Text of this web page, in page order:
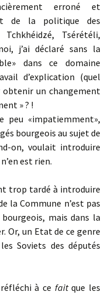
erroné et
de la politique des
Tsérétéli,
j’ai déclaré sans la
dans ce domaine
d’explication (quel
un changement
» ? !
peu «impatiemment»,
bourgeois au sujet de
on, voulait introduire
est rien.
trop tardé à introduire
la Commune n’est pas
mais dans la
Or, un Etat de ce genre
Soviets des députés
à ce faitque les